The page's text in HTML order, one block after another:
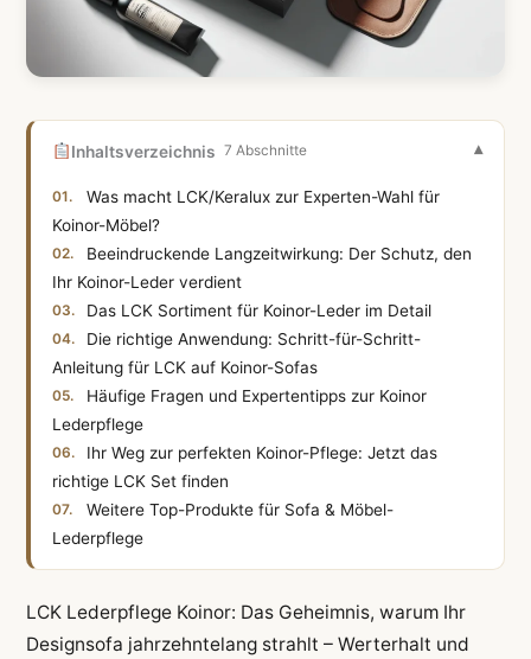
Inhaltsverzeichnis 7 Abschnitte
Was macht LCK/Keralux zur Experten-Wahl für
Koinor-Möbel?
Beeindruckende Langzeitwirkung: Der Schutz, den
Ihr Koinor-Leder verdient
Das LCK Sortiment für Koinor-Leder im Detail
Die richtige Anwendung: Schritt-für-Schritt-
Anleitung für LCK auf Koinor-Sofas
Häufige Fragen und Expertentipps zur Koinor
Lederpflege
Ihr Weg zur perfekten Koinor-Pflege: Jetzt das
richtige LCK Set finden
Weitere Top-Produkte für Sofa & Möbel-
Lederpflege
LCK Lederpflege Koinor: Das Geheimnis, warum Ihr
Designsofa jahrzehntelang strahlt – Werterhalt und